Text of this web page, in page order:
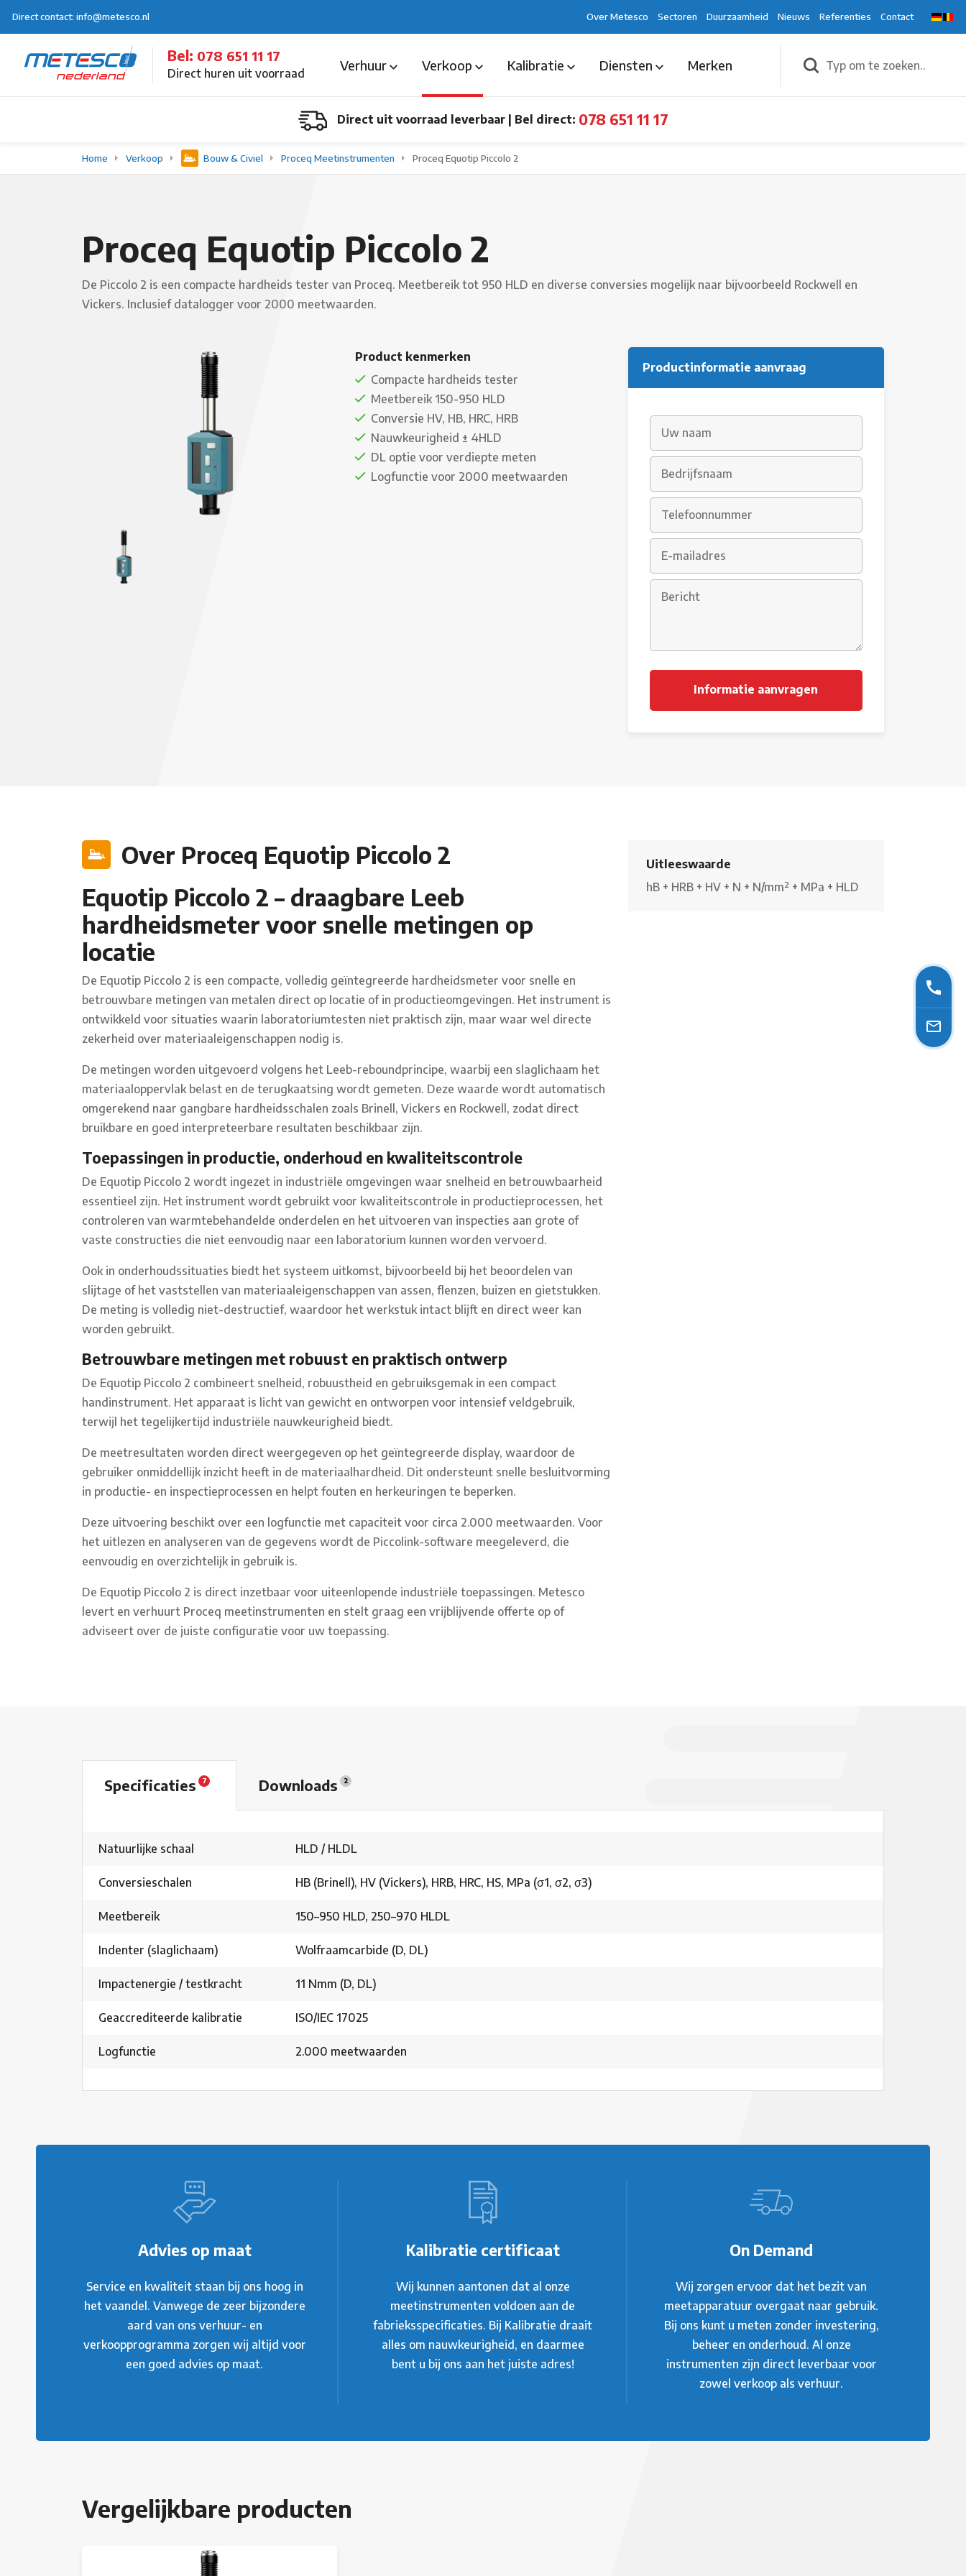
Direct contact: info@metesco.nl Over Metesco Sectoren Duurzaamheid Nieuws Referenties Contact
Bel: 078 651 11 17
Direct huren uit voorraad Verhuur Verkoop Kalibratie Diensten Merken
Direct uit voorraad leverbaar Bel direct: 078 651 11 17
Home Verkoop Bouw & Civiel Proceq Meetinstrumenten Proceq Equotip Piccolo 2
Proceq Equotip Piccolo 2
De Piccolo 2 is een compacte hardheids tester van Proceq. Meetbereik tot 950 HLD en diverse conversies mogelijk naar bijvoorbeeld Rockwell en
Vickers. Inclusief datalogger voor 2000 meetwaarden.
Product kenmerken
Compacte hardheids tester
Meetbereik 150-950 HLD
Conversie HV, HB, HRC, HRB
Nauwkeurigheid ± 4HLD
DL optie voor verdiepte meten
Logfunctie voor 2000 meetwaarden
Productinformatie aanvraag
Over Proceq Equotip Piccolo 2
Equotip Piccolo 2 – draagbare Leeb
hardheidsmeter voor snelle metingen op
locatie
De Equotip Piccolo 2 is een compacte, volledig geïntegreerde hardheidsmeter voor snelle en
betrouwbare metingen van metalen direct op locatie of in productieomgevingen. Het instrument is
ontwikkeld voor situaties waarin laboratoriumtesten niet praktisch zijn, maar waar wel directe
zekerheid over materiaaleigenschappen nodig is.
De metingen worden uitgevoerd volgens het Leeb-reboundprincipe, waarbij een slaglichaam het
materiaaloppervlak belast en de terugkaatsing wordt gemeten. Deze waarde wordt automatisch
omgerekend naar gangbare hardheidsschalen zoals Brinell, Vickers en Rockwell, zodat direct
bruikbare en goed interpreteerbare resultaten beschikbaar zijn.
Toepassingen in productie, onderhoud en kwaliteitscontrole
De Equotip Piccolo 2 wordt ingezet in industriële omgevingen waar snelheid en betrouwbaarheid
essentieel zijn. Het instrument wordt gebruikt voor kwaliteitscontrole in productieprocessen, het
controleren van warmtebehandelde onderdelen en het uitvoeren van inspecties aan grote of
vaste constructies die niet eenvoudig naar een laboratorium kunnen worden vervoerd.
Ook in onderhoudssituaties biedt het systeem uitkomst, bijvoorbeeld bij het beoordelen van
slijtage of het vaststellen van materiaaleigenschappen van assen, flenzen, buizen en gietstukken.
De meting is volledig niet-destructief, waardoor het werkstuk intact blijft en direct weer kan
worden gebruikt.
Betrouwbare metingen met robuust en praktisch ontwerp
De Equotip Piccolo 2 combineert snelheid, robuustheid en gebruiksgemak in een compact
handinstrument. Het apparaat is licht van gewicht en ontworpen voor intensief veldgebruik,
terwijl het tegelijkertijd industriële nauwkeurigheid biedt.
De meetresultaten worden direct weergegeven op het geïntegreerde display, waardoor de
gebruiker onmiddellijk inzicht heeft in de materiaalhardheid. Dit ondersteunt snelle besluitvorming
in productie- en inspectieprocessen en helpt fouten en herkeuringen te beperken.
Deze uitvoering beschikt over een logfunctie met capaciteit voor circa 2.000 meetwaarden. Voor
het uitlezen en analyseren van de gegevens wordt de Piccolink-software meegeleverd, die
eenvoudig en overzichtelijk in gebruik is.
De Equotip Piccolo 2 is direct inzetbaar voor uiteenlopende industriële toepassingen. Metesco
levert en verhuurt Proceq meetinstrumenten en stelt graag een vrijblijvende offerte op of
adviseert over de juiste configuratie voor uw toepassing.
Uitleeswaarde
hB + HRB + HV + N + N/mm² + MPa + HLD
Specificaties 7 Downloads 2
Natuurlijke schaal HLD / HLDL
Conversieschalen HB (Brinell), HV (Vickers), HRB, HRC, HS, MPa (σ1, σ2, σ3)
Meetbereik 150–950 HLD, 250–970 HLDL
Indenter (slaglichaam) Wolfraamcarbide (D, DL)
Impactenergie / testkracht 11 Nmm (D, DL)
Geaccrediteerde kalibratie ISO/IEC 17025
Logfunctie 2.000 meetwaarden
Advies op maat
Service en kwaliteit staan bij ons hoog in
het vaandel. Vanwege de zeer bijzondere
aard van ons verhuur- en
verkoopprogramma zorgen wij altijd voor
een goed advies op maat.
Kalibratie certificaat
Wij kunnen aantonen dat al onze
meetinstrumenten voldoen aan de
fabrieksspecificaties. Bij Kalibratie draait
alles om nauwkeurigheid, en daarmee
bent u bij ons aan het juiste adres!
On Demand
Wij zorgen ervoor dat het bezit van
meetapparatuur overgaat naar gebruik.
Bij ons kunt u meten zonder investering,
beheer en onderhoud. Al onze
instrumenten zijn direct leverbaar voor
zowel verkoop als verhuur.
Vergelijkbare producten